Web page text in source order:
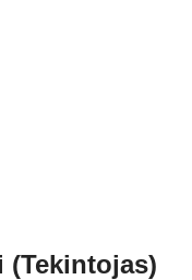
(Tekintojas)